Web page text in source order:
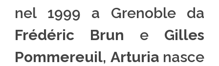
nel 1999 a Grenoble da
Frédéric Brun e Gilles
Pommereuil, Arturia nasce